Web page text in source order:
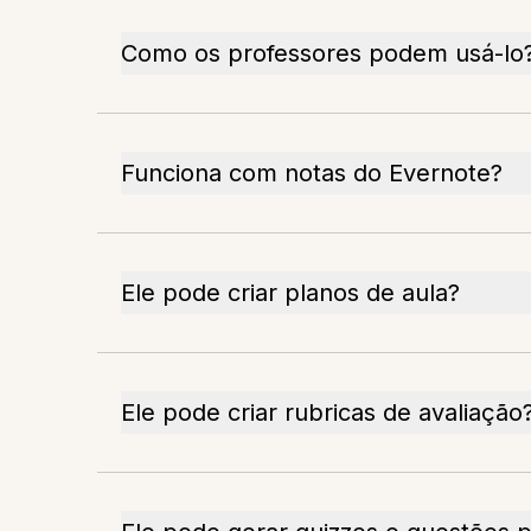
Como os professores podem usá-
Funciona com notas do Evernote?
Ele pode criar planos de aula?
Ele pode criar rubricas de